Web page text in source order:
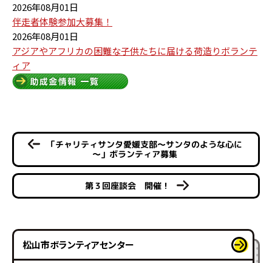
2026年08月01日
伴走者体験参加大募集！
2026年08月01日
アジアやアフリカの困難な子供たちに届ける荷造りボランテ
ィア
「チャリティサンタ愛媛支部～サンタのような心に
～」ボランティア募集
第３回座談会 開催！
松山市ボランティアセンター